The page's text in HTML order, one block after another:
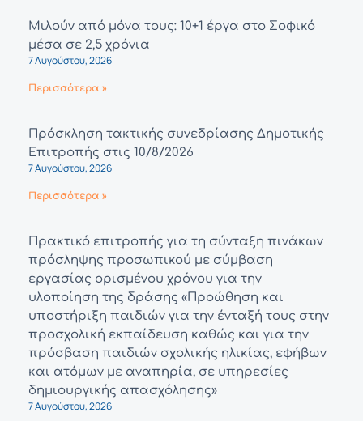
Μιλούν από μόνα τους: 10+1 έργα στο Σοφικό
μέσα σε 2,5 χρόνια
7 Αυγούστου, 2026
Περισσότερα »
Πρόσκληση τακτικής συνεδρίασης Δημοτικής
Επιτροπής στις 10/8/2026
7 Αυγούστου, 2026
Περισσότερα »
Πρακτικό επιτροπής για τη σύνταξη πινάκων
πρόσληψης προσωπικού με σύμβαση
εργασίας ορισμένου χρόνου για την
υλοποίηση της δράσης «Προώθηση και
υποστήριξη παιδιών για την ένταξή τους στην
προσχολική εκπαίδευση καθώς και για την
πρόσβαση παιδιών σχολικής ηλικίας, εφήβων
και ατόμων με αναπηρία, σε υπηρεσίες
δημιουργικής απασχόλησης»
7 Αυγούστου, 2026